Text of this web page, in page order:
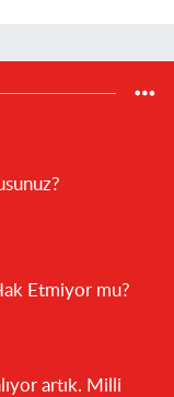
Etmiyor mu?
artık. Milli